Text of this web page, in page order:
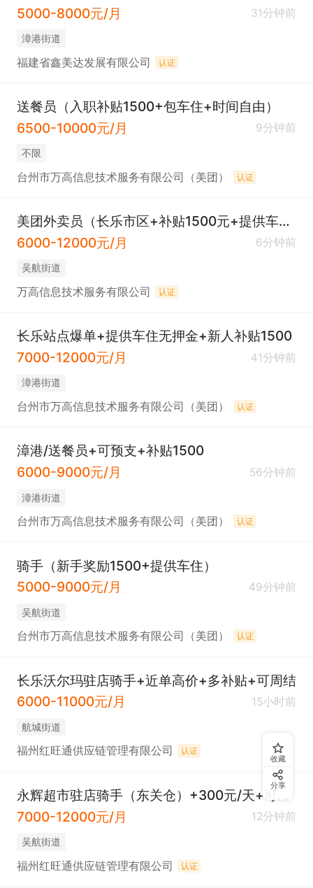
5000-8000元/月
31分钟前
​漳港街道
福建省鑫美达发展有限公司 认证
送餐员（入职补贴1500+包车住+时间自由）
6500-10000元/月
9分钟前
不限
台州市万高信息技术服务有限公司（美团） 认证
美团外卖员（长乐市区+补贴1500元+提供车住+免费培训）
6000-12000元/月
6分钟前
吴航街道
万高信息技术服务有限公司 认证
长乐站点爆单+提供车住无押金+新人补贴1500
7000-12000元/月
41分钟前
​漳港街道
台州市万高信息技术服务有限公司（美团） 认证
漳港/送餐员+可预支+补贴1500
6000-9000元/月
56分钟前
​漳港街道
台州市万高信息技术服务有限公司（美团） 认证
骑手（新手奖励1500+提供车住）
5000-9000元/月
49分钟前
吴航街道
台州市万高信息技术服务有限公司（美团） 认证
长乐沃尔玛驻店骑手+近单高价+多补贴+可周结
6000-11000元/月
15小时前
​航城街道
福州红旺通供应链管理有限公司 认证
永辉超市驻店骑手（东关仓）+300元/天+可临时
7000-12000元/月
12分钟前
吴航街道
福州红旺通供应链管理有限公司 认证
收藏
分享